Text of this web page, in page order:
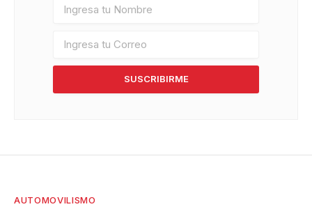
SUSCRIBIRME
AUTOMOVILISMO